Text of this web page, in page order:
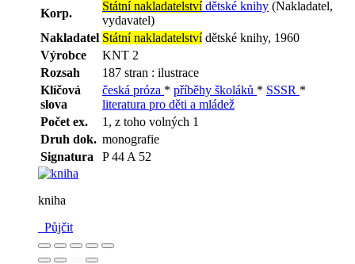
Korp.
Státní nakladatelstvídětské knihy (Nakladatel,
vydavatel)
Nakladatel Státní nakladatelstvídětské knihy, 1960
Výrobce
KNT 2
Rozsah
187 stran : ilustrace
Klíčová
slova
česká próza * příběhy školáků * SSSR *
literatura pro děti a mládež
Počet ex.
1, z toho volných 1
Druh dok. monografie
Signatura
P 44 A 52
kniha
Půjčit